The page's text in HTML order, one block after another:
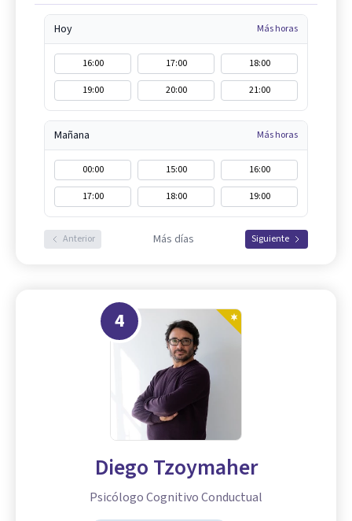
Hoy Más horas
16:00 17:00
18:00
19:00
20:00 21:00
Mañana Más horas
00:00 15:00
16:00
17:00
18:00 19:00
Anterior Más días Siguiente
4
Diego Tzoymaher
Psicólogo Cognitivo Conductual